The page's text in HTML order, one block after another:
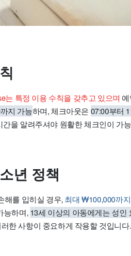
는 특정 이용 수칙을 갖추고 있으며
지 가능하며, 체크아웃은 07:00부터
을 알려주셔야 원활한 체크인이 가
년 정책
해를 입히실 경우, 최대 ₩100,000까
능하며, 13세 이상의 아동에게는 성인
한 사항이 중요하게 작용할 것입니다.